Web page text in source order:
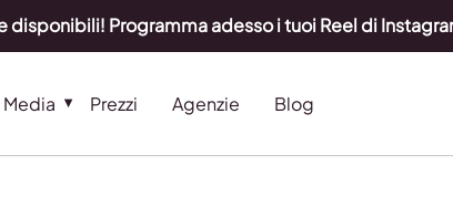
disponibili! Programma adesso i tuoi Reel di
Prezzi Agenzie Blog